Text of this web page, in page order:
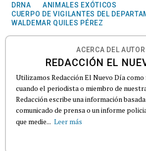
DRNA
ANIMALES EXÓTICOS
CUERPO DE VIGILANTES DEL
WALDEMAR QUILES PÉREZ
ACERCA DEL AUTOR
REDACCIÓN EL
Utilizamos Redacción El Nuevo Día como
cuando el periodista o miembro de
Redacción escribe una información
comunicado de prensa o un informe
que medie... Leer más